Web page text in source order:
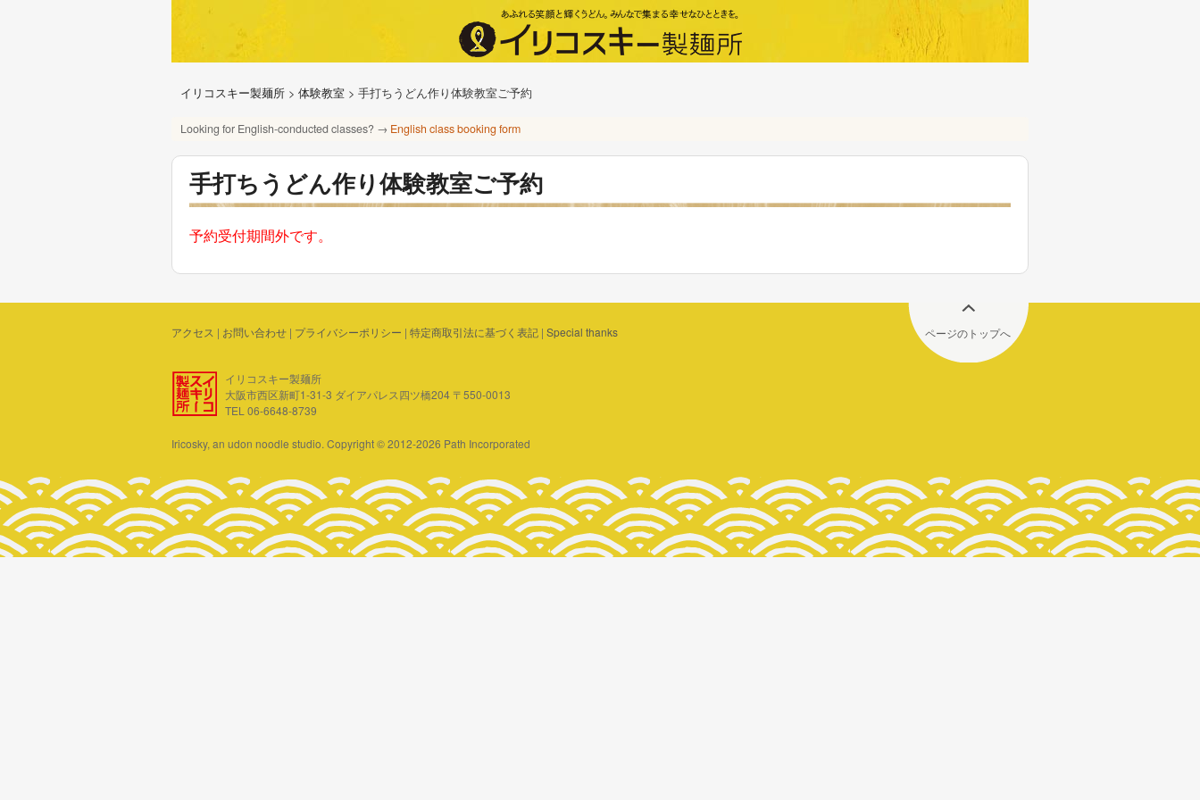
イリコスキー製麺所 > 体験教室 > 手打ちうどん作り体験教室ご予約
Looking for English-conducted classes? → English class booking form
手打ちうどん作り体験教室ご予約
予約受付期間外です。
アクセス | お問い合わせ | プライバシーポリシー | 特定商取引法に基づく表記 | Special thanks
イリコスキー製麺所
大阪市西区新町1-31-3 ダイアパレス四ツ橋204 〒550-0013
TEL 06-6648-8739
Iricosky, an udon noodle studio. Copyright © 2012-2026 Path Incorporated
ページのトップへ